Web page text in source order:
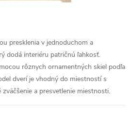
presklenia v jednoduchom a
dodá interiéru patričnú ľahkosť.
rôznych ornamentných skiel podľa
dverí je vhodný do miestností s
a presvetlenie miestnosti.